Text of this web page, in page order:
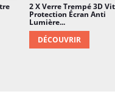
2 X Verre Trempé 3D
Protection Écran Anti
Lumière...
DÉCOUVRIR